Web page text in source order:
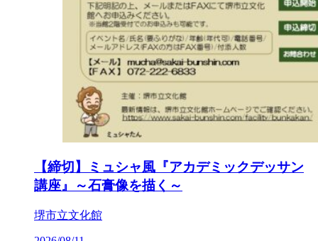
【締切】ミュシャ風『アカデミックデッサン
講座』～石膏像を描く～
堺市立文化館